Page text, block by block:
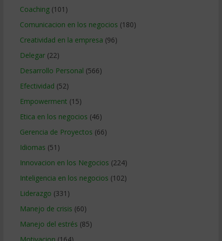
Coaching(101)
Comunicacion en los negocios (180)
Creatividad en la empresa (96)
Delegar(22)
Desarrollo Personal (566)
Efectividad (52)
Empowerment (15)
Etica en los negocios (46)
Gerencia de Proyectos (66)
Idiomas (51)
Innovacion en los Negocios (224)
Inteligencia en los negocios (102)
Liderazgo (331)
Manejo de crisis (60)
Manejo del estrés (85)